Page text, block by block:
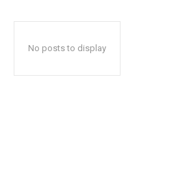
No posts to display